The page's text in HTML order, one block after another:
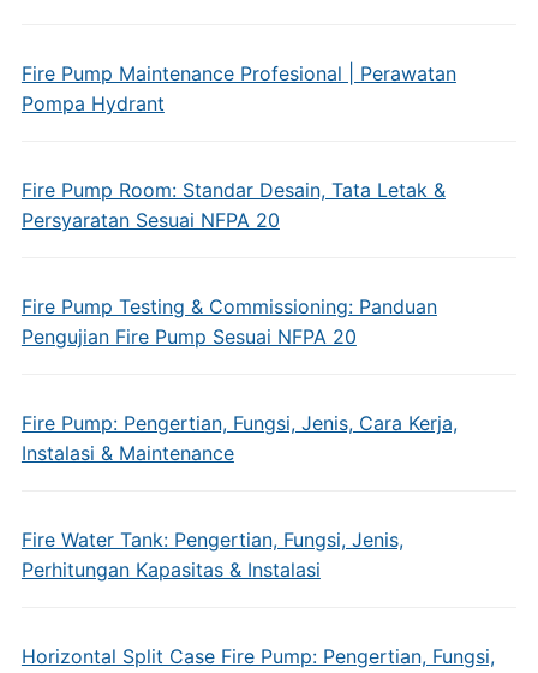
Fire Pump Maintenance Profesional | Perawatan
Pompa Hydrant
Fire Pump Room: Standar Desain, Tata Letak &
Persyaratan Sesuai NFPA 20
Fire Pump Testing & Commissioning: Panduan
Pengujian Fire Pump Sesuai NFPA 20
Fire Pump: Pengertian, Fungsi, Jenis, Cara Kerja,
Instalasi & Maintenance
Fire Water Tank: Pengertian, Fungsi, Jenis,
Perhitungan Kapasitas & Instalasi
Horizontal Split Case Fire Pump: Pengertian, Fungsi,